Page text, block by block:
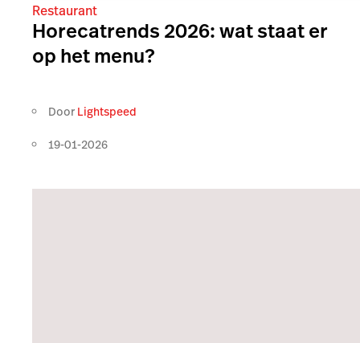
Restaurant
Horecatrends 2026: wat staat er
op het menu?
Door Lightspeed
19-01-2026